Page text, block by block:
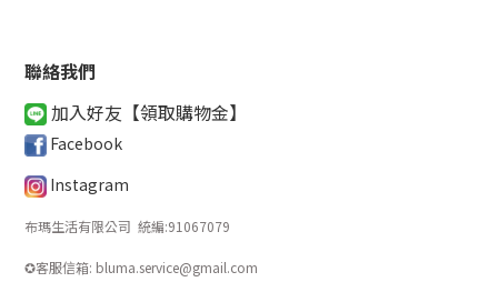
聯絡我們
加入好友【領取購物金】
Facebook
Instagram
布瑪生活有限公司 統編:91067079
✪客服信箱: bluma.service@gmail.com